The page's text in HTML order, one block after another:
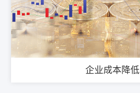
企业成本降低